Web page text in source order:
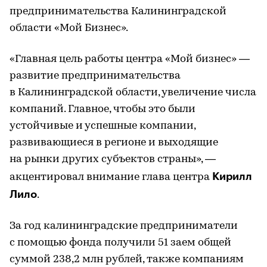
предпринимательства Калининградской
области «Мой Бизнес».
«Главная цель работы центра «Мой бизнес» —
развитие предпринимательства
в Калининградской области, увеличение числа
компаний. Главное, чтобы это были
устойчивые и успешные компании,
развивающиеся в регионе и выходящие
на рынки других субъектов страны», —
акцентировал внимание глава центра Кирилл
Лило.
За год калининградские предприниматели
с помощью фонда получили 51 заем общей
суммой 238,2 млн рублей, также компаниям